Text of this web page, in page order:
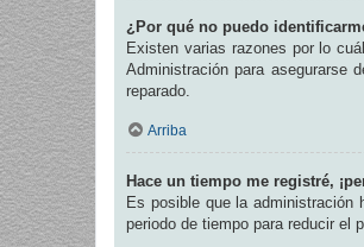
¿Por qué no puedo
Existen varias razones por lo
Administración para asegurarse
reparado.
Arriba
Hace un tiempo me registré,
Es posible que la administración
periodo de tiempo para reducir el